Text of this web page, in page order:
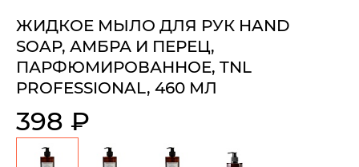
ЖИДКОЕ МЫЛО ДЛЯ РУК HAND
SOAP, АМБРА И ПЕРЕЦ,
ПАРФЮМИРОВАННОЕ, TNL
PROFESSIONAL, 460 МЛ
398 ₽